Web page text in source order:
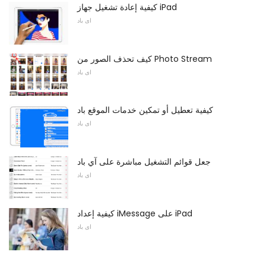
كيفية إعادة تشغيل جهاز iPad
اى باد
كيف تحذف الصور من Photo Stream
اى باد
كيفية تعطيل أو تمكين خدمات الموقع باد
اى باد
جعل قوائم التشغيل مباشرة على آي باد
اى باد
كيفية إعداد iMessage على iPad
اى باد